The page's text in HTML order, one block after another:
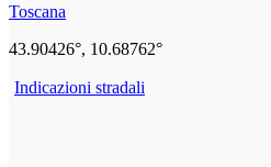
Toscana
43.90426°, 10.68762°
Indicazioni stradali